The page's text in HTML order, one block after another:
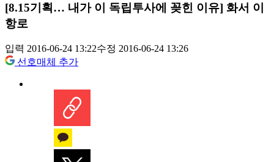
[8.15기획… 내가 이 독립투사에 꽂힌 이유] 화서 이
항로
입력 2016-06-24 13:22수정 2016-06-24 13:26
선호매체 추가